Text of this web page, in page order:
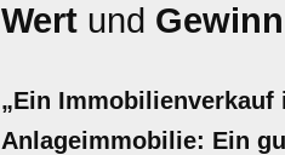
Wert und
„Ein Immobilienverkauf
Anlageimmobilie: Ein